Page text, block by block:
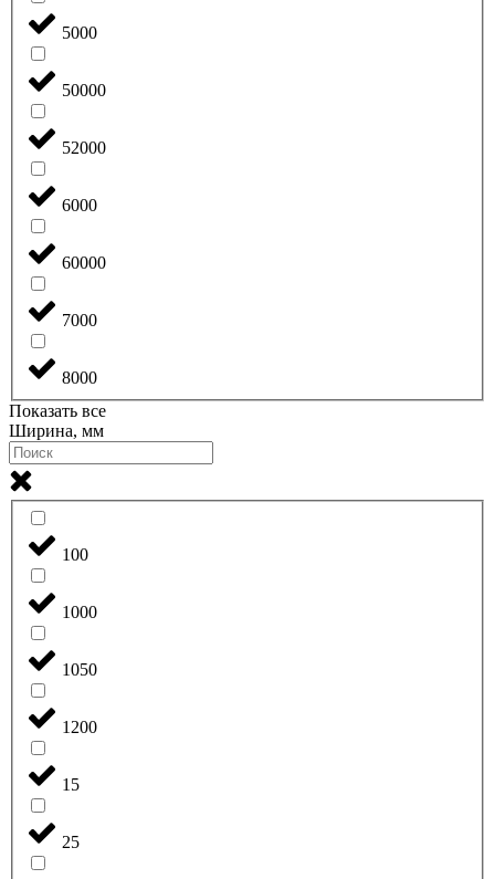
5000
50000
52000
6000
60000
7000
8000
Показать все
Ширина, мм
100
1000
1050
1200
15
25